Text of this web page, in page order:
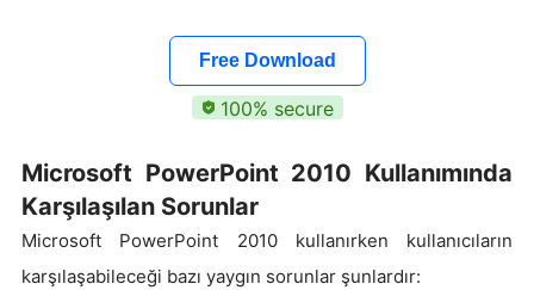
Free Download
100% secure
Microsoft PowerPoint 2010 Kullanımında
Karşılaşılan Sorunlar
Microsoft PowerPoint 2010 kullanırken kullanıcıların
karşılaşabileceği bazı yaygın sorunlar şunlardır: